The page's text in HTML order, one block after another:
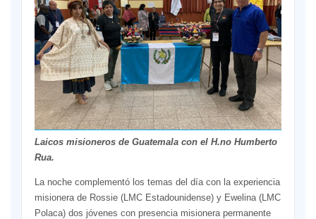
Laicos misioneros de Guatemala con el H.no Humberto
Rua.
La noche complementó los temas del día con la experiencia
misionera de Rossie (LMC Estadounidense) y Ewelina (LMC
Polaca) dos jóvenes con presencia misionera permanente